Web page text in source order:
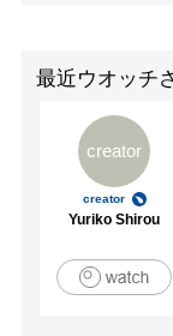
最近ウオッチ
creator
creator
Yuriko Shirou